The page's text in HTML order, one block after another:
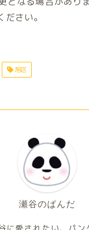
さい。
旭区
瀬谷のぱんだ